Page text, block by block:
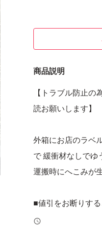
商品説明
【トラブル防止の
読お願いします】
外箱にお店のラベ
で 緩衝材なしでゆ
運搬時にへこみが
■値引をお断りす
ーの悪い方々かお